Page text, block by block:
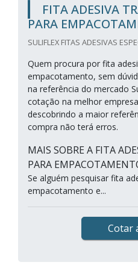
FITA ADESIVA
PARA
SULIFLEX FITAS ADESIVAS
Quem procura por fita
empacotamento, sem
na referência do mercado
cotação na melhor
descobrindo a maior
compra não terá erros.
MAIS SOBRE A FITA
PARA
Se alguém pesquisar fita
empacotamento e...
Cotar